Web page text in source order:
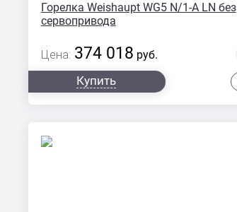
Горелка Weishaupt WG5 N/1-A LN без
сервопривода
Цена: 374 018 руб.
Купить